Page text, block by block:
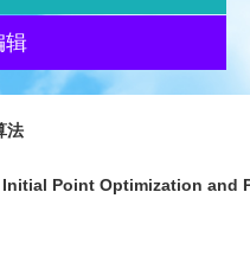
辑
法
Point Optimization and